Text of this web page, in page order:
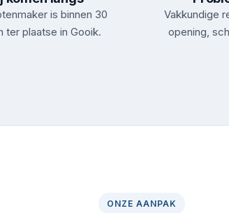
is binnen 30
ter plaatse in Gooik.
Vakkundige
opening,
ONZE AANPAK